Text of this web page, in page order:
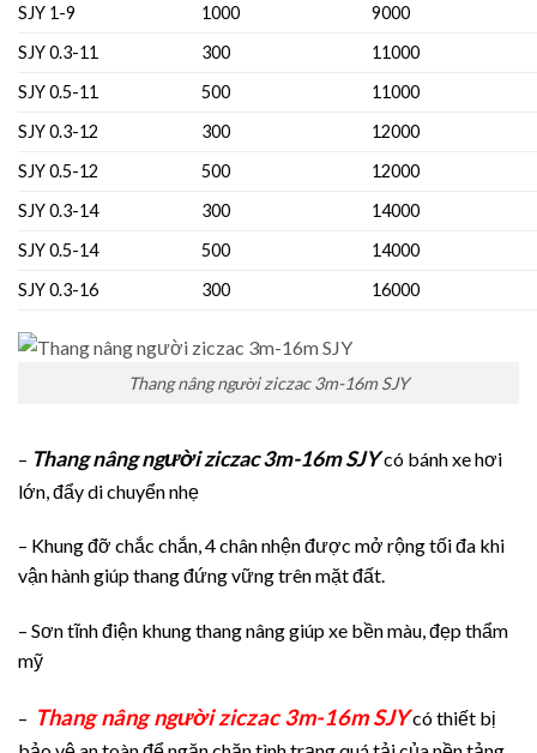
SJY 1-9
1000
9000
SJY 0.3-11
300
11000
SJY 0.5-11
500
11000
SJY 0.3-12
300
12000
SJY 0.5-12
500
12000
SJY 0.3-14
300
14000
SJY 0.5-14
500
14000
SJY 0.3-16
300 16000
Thang nâng người ziczac 3m-16m SJY
– Thang nâng người ziczac 3m-16m SJYcó bánh xe hơi
lớn, đẩy di chuyển nhẹ
– Khung đỡ chắc chắn, 4 chân nhện được mở rộng tối đa khi
vận hành giúp thang đứng vững trên mặt đất.
– Sơn tĩnh điện khung thang nâng giúp xe bền màu, đẹp thẩm
mỹ
– Thang nâng người ziczac 3m-16m SJYcó thiết bị